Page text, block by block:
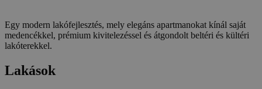
Egy modern lakófejlesztés, mely elegáns apartmanokat kínál saját
medencékkel, prémium kivitelezéssel és átgondolt beltéri és kültéri
lakóterekkel.
Lakások